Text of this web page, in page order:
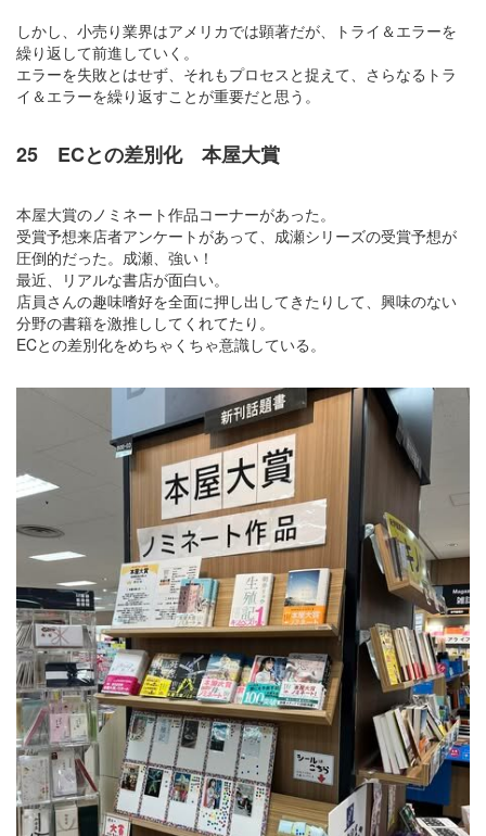
しかし、小売り業界はアメリカでは顕著だが、トライ＆エラーを
繰り返して前進していく。
エラーを失敗とはせず、それもプロセスと捉えて、さらなるトラ
イ＆エラーを繰り返すことが重要だと思う。
25 ECとの差別化 本屋大賞
本屋大賞のノミネート作品コーナーがあった。
受賞予想来店者アンケートがあって、成瀬シリーズの受賞予想が
圧倒的だった。成瀬、強い！
最近、リアルな書店が面白い。
店員さんの趣味嗜好を全面に押し出してきたりして、興味のない
分野の書籍を激推ししてくれてたり。
ECとの差別化をめちゃくちゃ意識している。